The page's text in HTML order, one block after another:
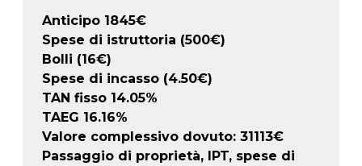
Anticipo 1845€
Spese di istruttoria (500€)
Bolli (16€)
Spese di incasso (4.50€)
TAN fisso 14.05%
TAEG 16.16%
Valore complessivo dovuto: 31113€
Passaggio di proprietà, IPT, spese di